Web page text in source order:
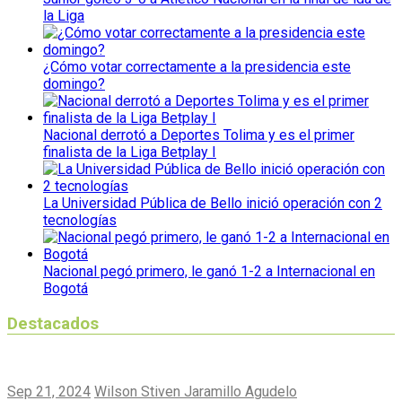
la Liga
¿Cómo votar correctamente a la presidencia este
domingo?
Nacional derrotó a Deportes Tolima y es el primer
finalista de la Liga Betplay I
La Universidad Pública de Bello inició operación con 2
tecnologías
Nacional pegó primero, le ganó 1-2 a Internacional en
Bogotá
Destacados
Sep 21, 2024 Wilson Stiven Jaramillo Agudelo